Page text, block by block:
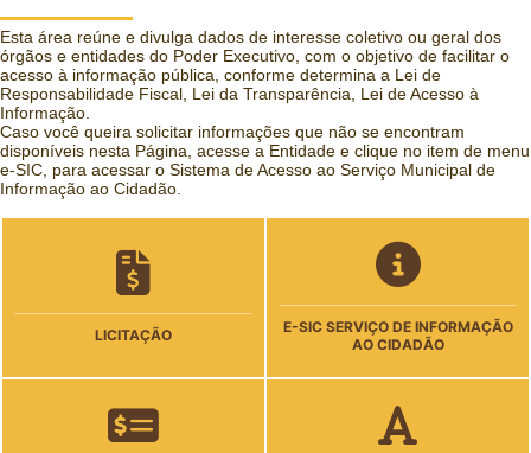
Esta área reúne e divulga dados de interesse coletivo ou geral dos
órgãos e entidades do Poder Executivo, com o objetivo de facilitar o
acesso à informação pública, conforme determina a Lei de
Responsabilidade Fiscal, Lei da Transparência, Lei de Acesso à
Informação.
Caso você queira solicitar informações que não se encontram
disponíveis nesta Página, acesse a Entidade e clique no item de menu
e-SIC, para acessar o Sistema de Acesso ao Serviço Municipal de
Informação ao Cidadão.
LICITAÇÃO
E-SIC SERVIÇO DE INFORMAÇÃO
AO CIDADÃO